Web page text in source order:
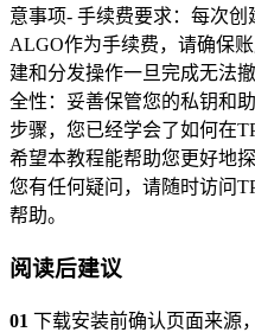
意事项- 手续费要求：每次
ALGO作为手续费，请确保
建和分发操作一旦完成无法
全性：妥善保管您的私钥和
步骤，您已经学会了如何在
希望本教程能帮助您更好地
您有任何疑问，请随时访问
帮助。
阅读后建议
01 下载安装前确认页面来源